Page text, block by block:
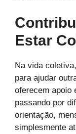
Estar
Na vida
para ajudar
oferecem apoio
passando por
orientação,
simplesmente